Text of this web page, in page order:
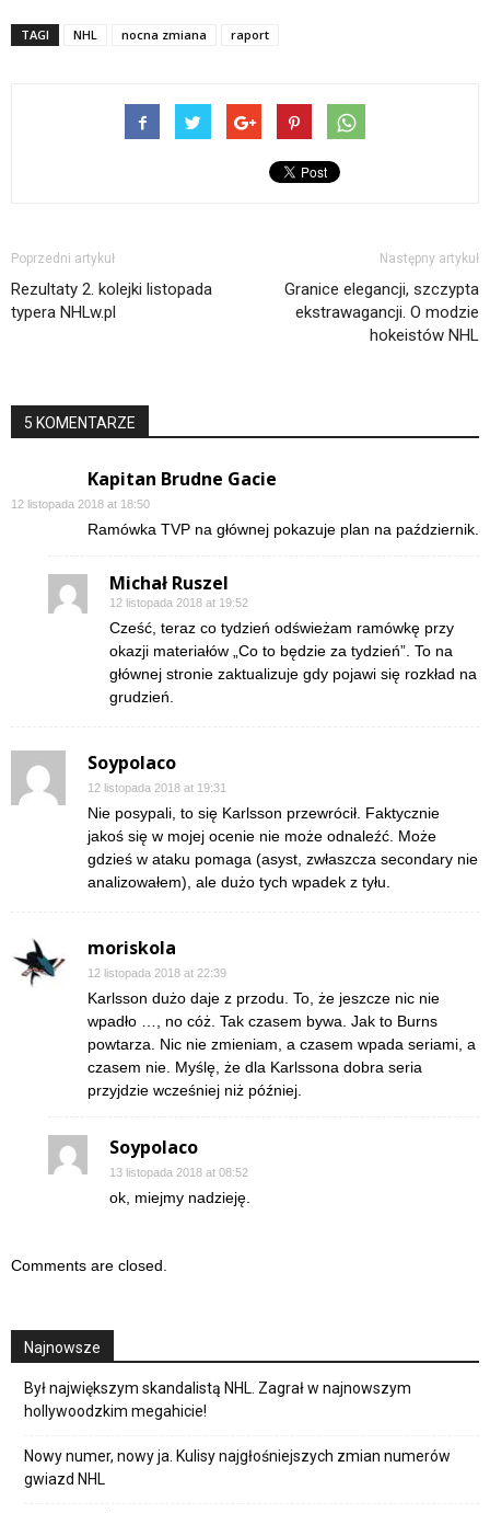
TAGI NHL nocna zmiana raport
Poprzedni artykuł
Rezultaty 2. kolejki listopada
typera NHLw.pl
Następny artykuł
Granice elegancji, szczypta
ekstrawagancji. O modzie
hokeistów NHL
5 KOMENTARZE
Kapitan Brudne Gacie
12 listopada 2018 at 18:50
Ramówka TVP na głównej pokazuje plan na październik.
Michał Ruszel
12 listopada 2018 at 19:52
Cześć, teraz co tydzień odświeżam ramówkę przy
okazji materiałów „Co to będzie za tydzień”. To na
głównej stronie zaktualizuje gdy pojawi się rozkład na
grudzień.
Soypolaco
12 listopada 2018 at 19:31
Nie posypali, to się Karlsson przewrócił. Faktycznie
jakoś się w mojej ocenie nie może odnaleźć. Może
gdzieś w ataku pomaga (asyst, zwłaszcza secondary nie
analizowałem), ale dużo tych wpadek z tyłu.
moriskola
12 listopada 2018 at 22:39
Karlsson dużo daje z przodu. To, że jeszcze nic nie
wpadło …, no cóż. Tak czasem bywa. Jak to Burns
powtarza. Nic nie zmieniam, a czasem wpada seriami, a
czasem nie. Myślę, że dla Karlssona dobra seria
przyjdzie wcześniej niż później.
Soypolaco
13 listopada 2018 at 08:52
ok, miejmy nadzieję.
Comments are closed.
Najnowsze
Był największym skandalistą NHL. Zagrał w najnowszym
hollywoodzkim megahicie!
Nowy numer, nowy ja. Kulisy najgłośniejszych zmian numerów
gwiazd NHL